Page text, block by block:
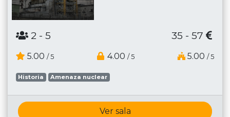
2 - 5 35 - 57
5.00 / 5 4.00 / 5 5.00 / 5
Historia Amenaza nuclear
Ver sala